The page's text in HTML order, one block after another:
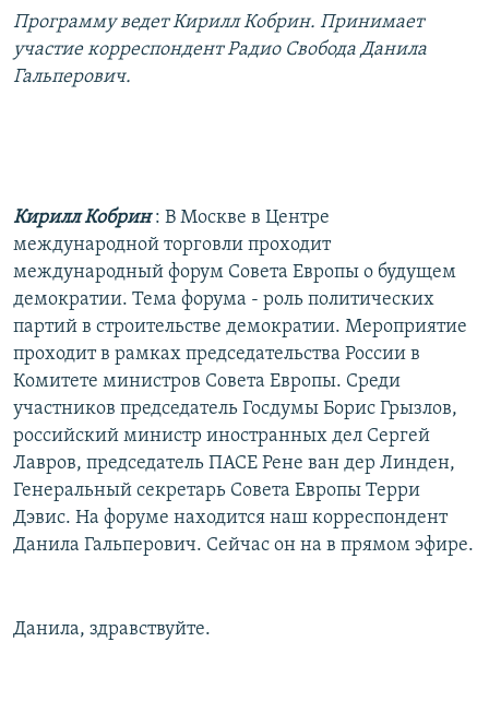
поиску
СЕВЕР.РЕАЛИИ
СИБИРЬ.РЕАЛИИ
СОЦИАЛЬНЫЕ СЕТИ
Все сайты РСЕ/РС
Программу ведет Кирилл Кобрин. Принимает
участие корреспондент Радио Свобода Данила
Гальперович.
Кирилл Кобрин: В Москве в Центре
международной торговли проходит
международный форум Совета Европы о будущем
демократии. Тема форума - роль политических
партий в строительстве демократии. Мероприятие
проходит в рамках председательства России в
Комитете министров Совета Европы. Среди
участников председатель Госдумы Борис Грызлов,
российский министр иностранных дел Сергей
Лавров, председатель ПАСЕ Рене ван дер Линден,
Генеральный секретарь Совета Европы Терри
Дэвис. На форуме находится наш корреспондент
Данила Гальперович. Сейчас он на в прямом эфире.
Данила, здравствуйте.